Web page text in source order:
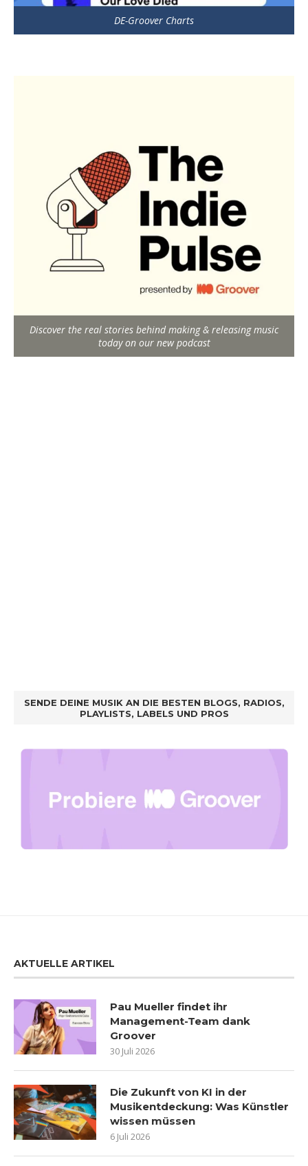
DE-Groover Charts
Discover the real stories behind making & releasing music
today on our new podcast
SENDE DEINE MUSIK AN DIE BESTEN BLOGS, RADIOS,
PLAYLISTS, LABELS UND PROS
AKTUELLE ARTIKEL
Pau Mueller findet ihr
Management-Team dank
Groover
30 Juli 2026
Die Zukunft von KI in der
Musikentdeckung: Was Künstler
wissen müssen
6 Juli 2026